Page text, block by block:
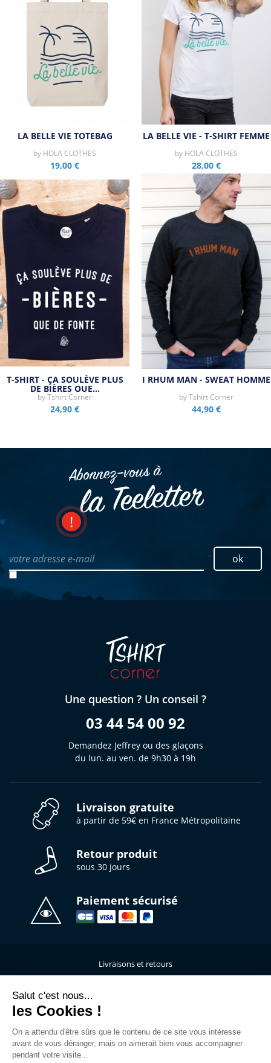
LA BELLE VIE TOTEBAG
by HOLA CLOTHES
19,00 €
LA BELLE VIE - T-SHIRT FEMME
by HOLA CLOTHES
28,00 €
T-SHIRT - ÇA SOULÈVE PLUS
DE BIÈRES QUE…
byTshirt Corner
24,90 €
I RHUM MAN - SWEAT HOMME
byTshirt Corner
44,90 €
Abonnez–vous à
la Teeletter
votre adresse e-mail ok
Une question ? Un conseil ?
03 44 54 00 92
Demandez Jeffrey ou des glaçons
du lun. au ven. de 9h30 à 19h
Livraison gratuite
à partir de 59€ en France Métropolitaine
Retour produit
sous 30 jours
Paiement sécurisé
Livraisons et retours
Qui sommes-nous ?
C.G.V
Salut c'est nous...
les Cookies !
On a attendu d'être sûrs que le contenu de ce site vous intéresse
avant de vous déranger, mais on aimerait bien vous accompagner
pendant votre visite...